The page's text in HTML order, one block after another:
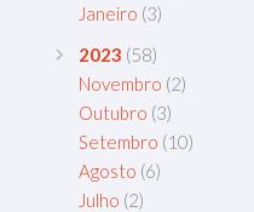
Janeiro (3)
2023 (58)
Novembro (2)
Outubro (3)
Setembro (10)
Agosto (6)
Julho (2)